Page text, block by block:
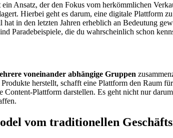
Ansatz, der den Fokus vom herkömmlichen
Hierbei geht es darum, eine digitale Plattform
in den letzten Jahren erheblich an Bedeutung
Paradebeispiele, die du wahrscheinlich schon
voneinander abhängige Gruppen
herstellt, schafft eine Plattform den Raum für
Plattform darstellen. Es geht nicht nur
vom traditionellen